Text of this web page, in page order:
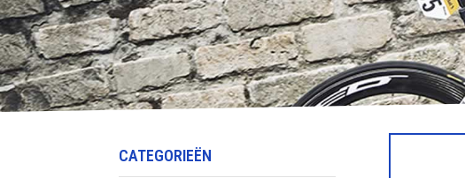
CATEGORIEËN